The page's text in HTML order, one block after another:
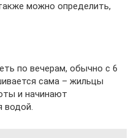
можно определить,
по вечерам, обычно с 6
сама – жильцы
и начинают
водой.